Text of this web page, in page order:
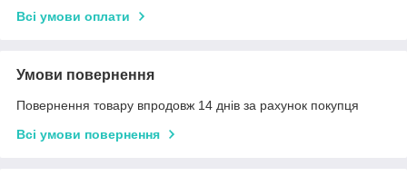
Всі умови оплати
Умови повернення
Повернення товару впродовж 14 днів за рахунок покупця
Всі умови повернення